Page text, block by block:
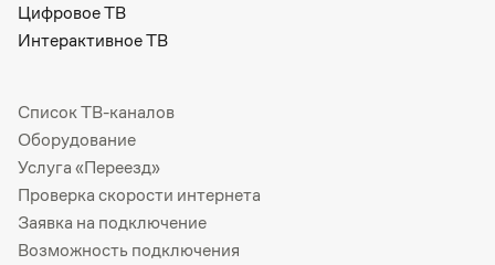
Цифровое ТВ
Интерактивное ТВ
Список ТВ-каналов
Оборудование
Услуга «Переезд»
Проверка скорости интернета
Заявка на подключение
Возможность подключения